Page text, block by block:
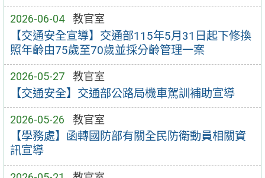
2026-06-04 教官室
【交通安全宣導】交通部115年5月31日起下修換
照年齡由75歲至70歲並採分齡管理一案
2026-05-27 教官室
【交通安全】交通部公路局機車駕訓補助宣導
2026-05-26 教官室
【學務處】函轉國防部有關全民防衛動員相關資
訊宣導